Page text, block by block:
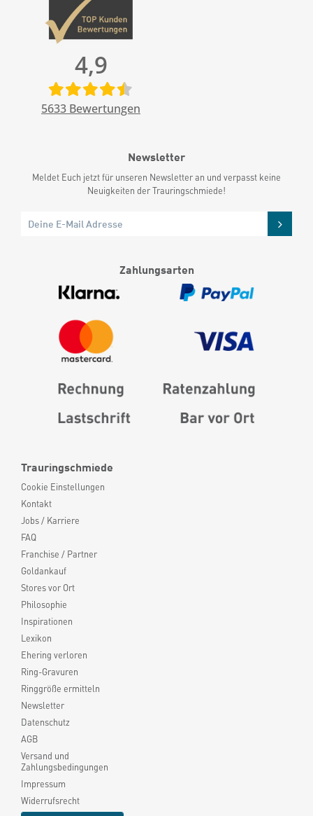
Trauringschmiede
Cookie Einstellungen
Kontakt
Jobs / Karriere
FAQ
Franchise / Partner
Goldankauf
Stores vor Ort
Philosophie
Inspirationen
Lexikon
Ehering verloren
Ring-Gravuren
Ringgröße ermitteln
Newsletter
Datenschutz
AGB
Versand und
Zahlungsbedingungen
Impressum
Widerrufsrecht
4,9
5633 Bewertungen
Newsletter
Meldet Euch jetzt für unseren Newsletter an und verpasst keine
Neuigkeiten der Trauringschmiede!
Zahlungsarten